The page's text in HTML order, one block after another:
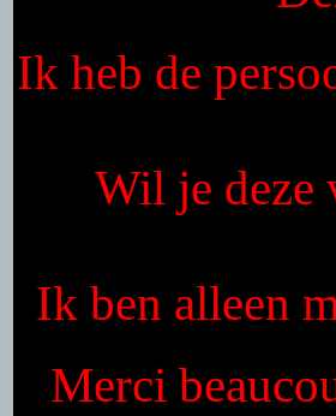
Ik heb de
Wil je deze
Ik ben alleen
Merci